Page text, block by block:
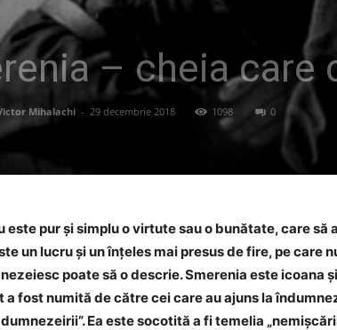
– cheia care
Mihalachi - 29 decembrie 2018 1098 0
este pur şi simplu o virtute sau o bunătate, care
un lucru şi un înţeles mai presus de fire, pe care
poate să o descrie. Smerenia este icoana
a fost numită de către cei care au ajuns la
Ea este socotită a fi temelia